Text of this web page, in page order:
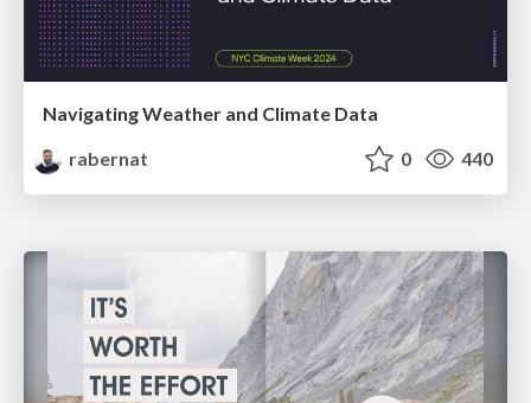
Navigating Weather and Climate Data
rabernat
0 440